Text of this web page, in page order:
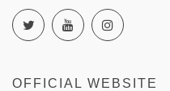
OFFICIAL WEBSITE